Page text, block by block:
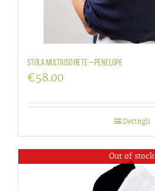
Stola multiuso rete – Penelope
€58.00
Dettagli
Out of stock